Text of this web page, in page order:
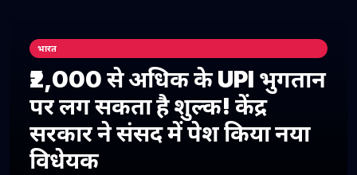
भारत
₹2,000 से अधिक के UPI भुगतान
पर लग सकता है शुल्क! केंद्र
सरकार ने संसद में पेश किया नया
विधेयक